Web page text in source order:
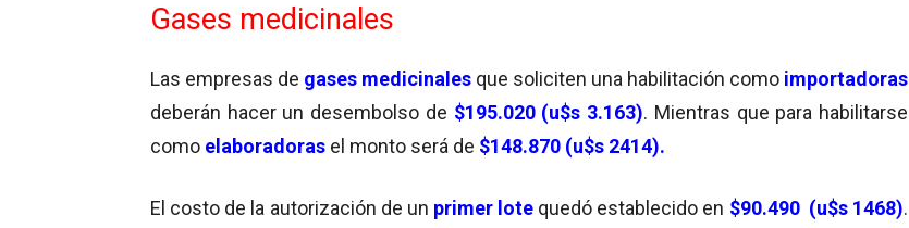
Gases medicinales
Las empresas de gases medicinales que soliciten una habilitación como importadoras
deberán hacer un desembolso de $195.020 (u$s 3.163). Mientras que para habilitarse
como elaboradoras el monto será de $148.870 (u$s 2414).
El costo de la autorización de un primer lote quedó establecido en $90.490 (u$s 1468).